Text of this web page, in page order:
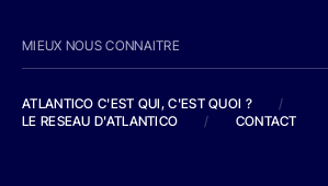
MIEUX NOUS CONNAITRE
ATLANTICO C'EST QUI, C'EST QUOI ?
/
LE RESEAU D'ATLANTICO
/ CONTACT